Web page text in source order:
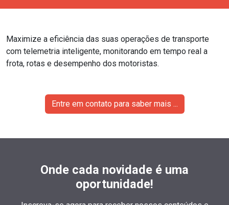
Maximize a eficiência das suas operações de transporte
com telemetria inteligente, monitorando em tempo real a
frota, rotas e desempenho dos motoristas.
Entre em contato para saber mais ...
Onde cada novidade é uma
oportunidade!